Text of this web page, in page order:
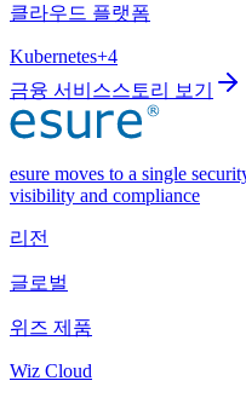
클라우드 플랫폼
Kubernetes+4
금융 서비스스토리 보기
esure moves to a single
visibility and compliance
리전
글로벌
위즈 제품
Wiz Cloud